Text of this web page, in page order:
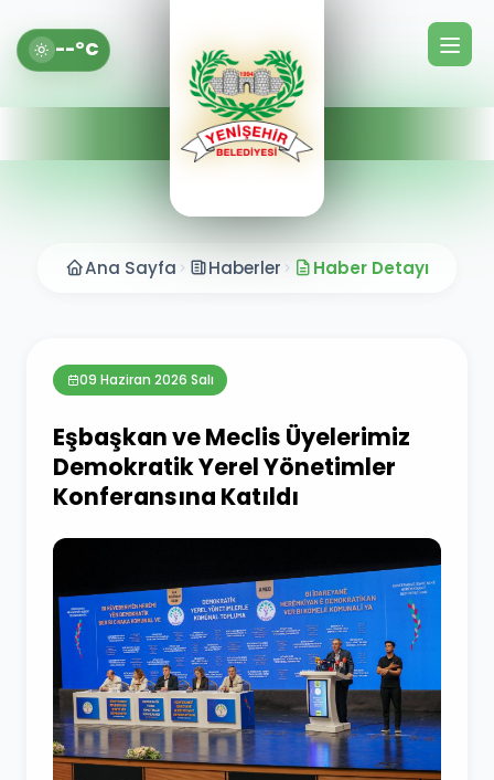
--°C
Ana Sayfa Haberler Haber Detayı
09 Haziran 2026 Salı
Eşbaşkan ve Meclis Üyelerimiz
Demokratik Yerel Yönetimler
Konferansına Katıldı